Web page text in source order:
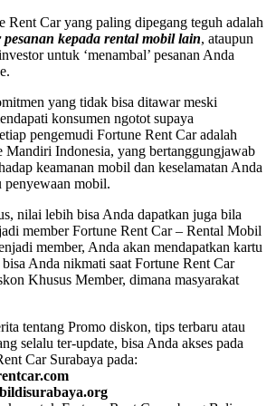
Rent Car yang paling dipegang teguh adalah
kepada rental mobil lain, ataupun
untuk ‘menambal’ pesanan Anda
yang tidak bisa ditawar meski
konsumen ngotot supaya
pengemudi Fortune Rent Car adalah
Mandiri Indonesia, yang bertanggungjawab
keamanan mobil dan keselamatan Anda
penyewaan mobil.
nilai lebih bisa Anda dapatkan juga bila
member Fortune Rent Car – Rental Mobil
member, Anda akan mendapatkan kartu
Anda nikmati saat Fortune Rent Car
Khusus Member, dimana masyarakat
tentang Promo diskon, tips terbaru atau
selalu ter-update, bisa Anda akses pada
Car Surabaya pada: